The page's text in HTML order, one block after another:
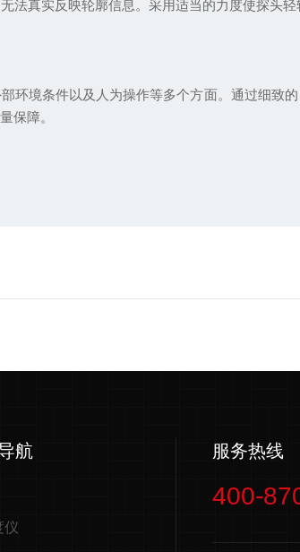
实反映轮廓信息。采用适当的力度使探头轻
境条件以及人为操作等多个方面。通过细致
保障。
航
仪
服务热线
400-